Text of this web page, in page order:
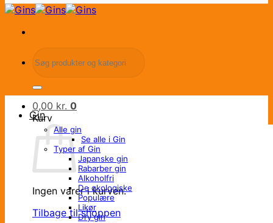
efter:
0,00 kr. 0
Kurv
Ingen varer i kurven.
Tilbage til shoppen
Gin
Alle gin
Se alle i Gin
Typer af Gin
Japanske gin
Rabarber gin
Alkoholfri
De økologiske
Populære
Likør
Dry gin